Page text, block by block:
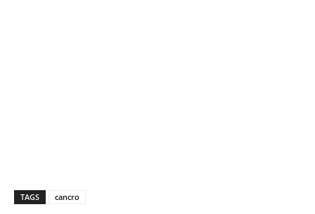
TAGS cancro